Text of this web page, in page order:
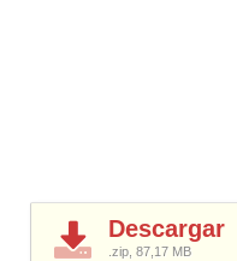
Descargar
.zip, 87,17 MB